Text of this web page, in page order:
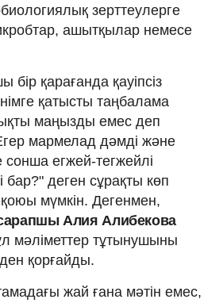
зерттеулерге
ашытқылар немесе
бір қарағанда қауіпсіз
қатысты таңбалама
маңызды емес деп
мармелад дәмді және
сонша егжей-тегжейлі
бар?" деген сұрақты көп
мүмкін. Дегенмен,
Алия Алибекова
мәліметтер тұтынушыны
қорғайды.
жай ғана мәтін емес,